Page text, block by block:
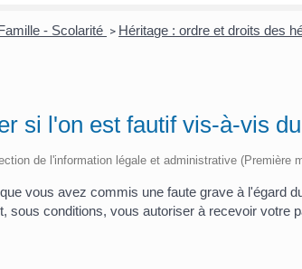
- Scolarité > Héritage : ordre et droits des
si l'on est fautif vis-à-vis
de l'information légale et administrative (Première
vous avez commis une faute grave à l'égard
sous conditions, vous autoriser à recevoir votre